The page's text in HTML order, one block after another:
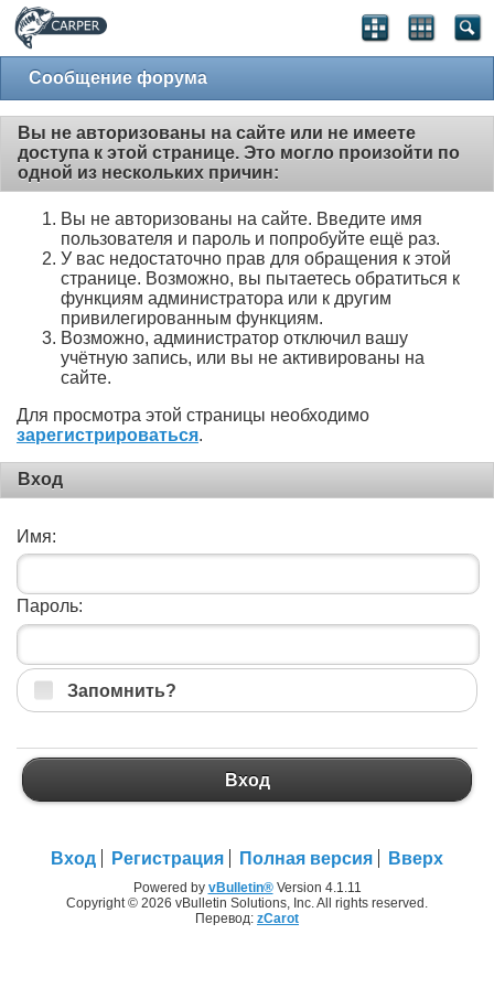
Сообщение форума
Вы не авторизованы на сайте или не имеете
доступа к этой странице. Это могло произойти по
одной из нескольких причин:
Вы не авторизованы на сайте. Введите имя
пользователя и пароль и попробуйте ещё раз.
У вас недостаточно прав для обращения к этой
странице. Возможно, вы пытаетесь обратиться к
функциям администратора или к другим
привилегированным функциям.
Возможно, администратор отключил вашу
учётную запись, или вы не активированы на
сайте.
Для просмотра этой страницы необходимо
зарегистрироваться.
Вход
Имя:
Пароль:
Запомнить?
Вход
Вход Регистрация Полная версия Вверх
Powered by vBulletin®Version 4.1.11
Copyright © 2026 vBulletin Solutions, Inc. All rights reserved.
Перевод: zCarot